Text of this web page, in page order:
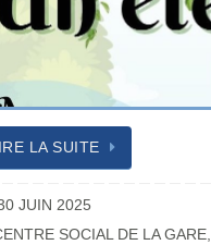
LA SUITE
JUIN 2025
SOCIAL DE LA GARE,